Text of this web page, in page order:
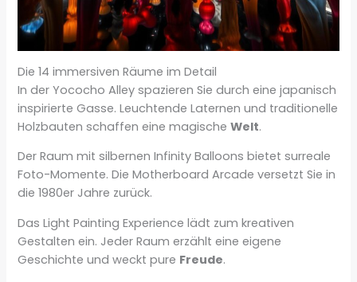
Die 14 immersiven Räume im Detail
In der Yococho Alley spazieren Sie durch eine japanisch
inspirierte Gasse. Leuchtende Laternen und traditionelle
Holzbauten schaffen eine magischeWelt.
Der Raum mit silbernen Infinity Balloons bietet surreale
Foto-Momente. Die Motherboard Arcade versetzt Sie in
die 1980er Jahre zurück.
Das Light Painting Experience lädt zum kreativen
Gestalten ein. Jeder Raum erzählt eine eigene
Geschichte und weckt pure Freude.